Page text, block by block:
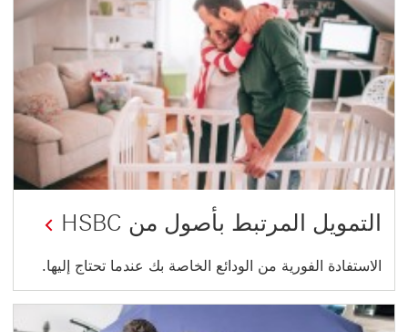
التمويل المرتبط بأصول من HSBC
الاستفادة الفورية من الودائع الخاصة بك عندما تحتاج إليها.